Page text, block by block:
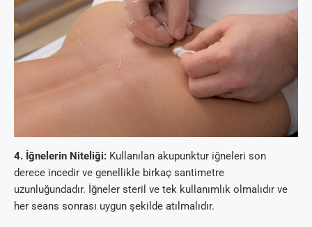
4. İğnelerin Niteliği: Kullanılan akupunktur iğneleri son
derece incedir ve genellikle birkaç santimetre
uzunluğundadır. İğneler steril ve tek kullanımlık olmalıdır ve
her seans sonrası uygun şekilde atılmalıdır.